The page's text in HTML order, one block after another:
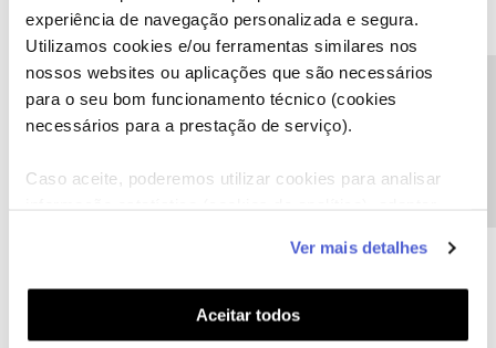
experiência de navegação personalizada e segura.
Utilizamos cookies e/ou ferramentas similares nos
nossos websites ou aplicações que são necessários
para o seu bom funcionamento técnico (cookies
necessários para a prestação de serviço).
Caso aceite, poderemos utilizar cookies para analisar
funcionalidades (cookies de personalização e
funcionalidade) e adaptar anúncios aos seus interesses
(cookies de publicidade personalizada). Pode gerir a
utilização dos cookies clicando em "Configurar
Ver mais detalhes
Aceitar todos
E Eng. Rodrigo Cabral Forum|Forum|6 years ago
Em relação ao wi-fi que não funciona. Meti 2 acess point da cisco
e desativei o ssid da nos.